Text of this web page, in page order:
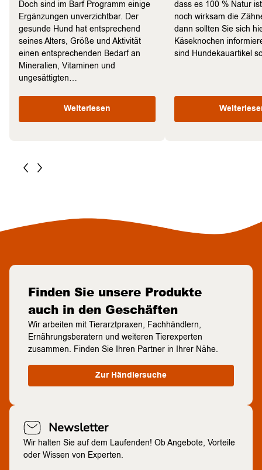
Doch sind im Barf Programm einige
Ergänzungen unverzichtbar. Der
gesunde Hund hat entsprechend
seines Alters, Größe und Aktivität
einen entsprechenden Bedarf an
Mineralien, Vitaminen und
ungesättigten…
Weiterlesen
dass es 100 % Natur
noch wirksam die
dann sollten Sie sich
Käseknochen
sind Hundekauartikel
Finden Sie unsere Produkte
auch in den Geschäften
Wir arbeiten mit Tierarztpraxen, Fachhändlern,
Ernährungsberatern und weiteren Tierexperten
zusammen. Finden Sie Ihren Partner in Ihrer Nähe.
Zur Händlersuche
Newsletter
Wir halten Sie auf dem Laufenden! Ob Angebote, Vorteile
oder Wissen von Experten.